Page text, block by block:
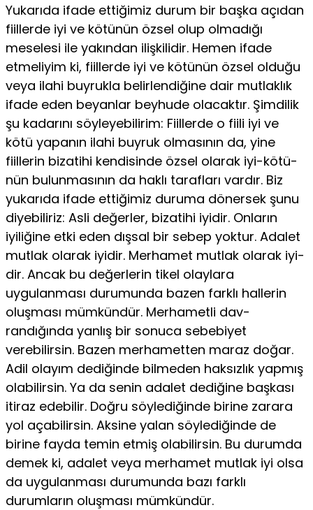
Yukarıda ifade ettiğimiz durum bir başka açıdan
fiillerde iyi ve kötünün özsel olup olmadığı
meselesi ile yakından iliş­kilidir. Hemen ifade
etmeliyim ki, fiillerde iyi ve kötünün özsel olduğu
veya ilahi buyrukla belirlendiğine dair mutlaklık
ifade eden beyanlar beyhude olacaktır. Şimdilik
şu kadarını söyleye­bilirim: Fiillerde o fiili iyi ve
kötü yapanın ilahi buyruk olması­nın da, yine
fiillerin bizatihi kendisinde özsel olarak iyi-kötü-
nün bulunmasının da haklı tarafları vardır. Biz
yukarıda ifade ettiğimiz duruma dönersek şunu
diyebiliriz: Asli değerler, bi­zatihi iyidir. Onların
iyiliğine etki eden dışsal bir sebep yok­tur. Adalet
mutlak olarak iyidir. Merhamet mutlak olarak iyi­
dir. Ancak bu değerlerin tikel olaylara
uygulanması durumunda bazen farklı hallerin
oluşması mümkündür. Merhametli dav­
randığında yanlış bir sonuca sebebiyet
verebilirsin. Bazen mer­hametten maraz doğar.
Adil olayım dediğinde bilmeden hak­sızlık yapmış
olabilirsin. Ya da senin adalet dediğine başkası
itiraz edebilir. Doğru söylediğinde birine zarara
yol açabilirsin. Aksine yalan söylediğinde de
birine fayda temin etmiş olabi­lirsin. Bu durumda
demek ki, adalet veya merhamet mutlak iyi olsa
da uygulanması durumunda bazı farklı
durumların oluş­ması mümkündür.